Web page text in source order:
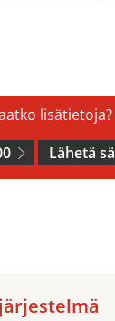
lisätietoja?
Lähetä